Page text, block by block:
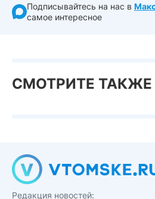
Подписывайтесь на нас в
самое интересное
СМОТРИТЕ ТАКЖЕ
Редакция новостей: